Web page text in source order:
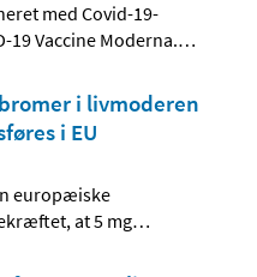
med Covid-19-
19 Vaccine Moderna.…
i livmoderen
i EU
europæiske
at 5 mg…